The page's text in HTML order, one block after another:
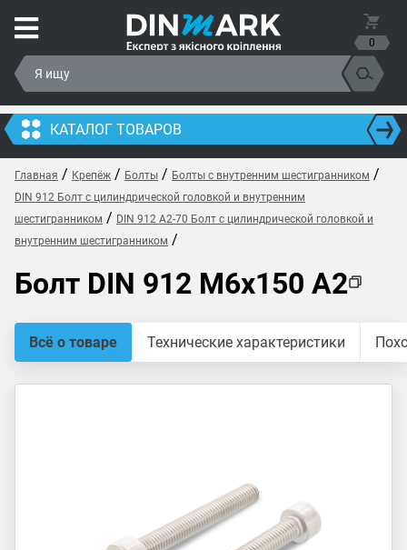
0
КАТАЛОГ ТОВАРОВ
Главная / Крепёж / Болты / Болты с внутренним шестигранником /
DIN 912 Болт с цилиндрической головкой и внутренним
шестигранником / DIN 912 A2-70 Болт с цилиндрической головкой и
внутренним шестигранником /
Болт DIN 912 M6x150 A2
Всё о товаре Технические характеристики